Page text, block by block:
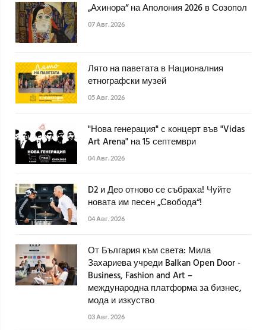
„Ахинора“ на Аполония 2026 в Созопол
07 Авг. 2026
Лято на паветата в Националния
етнографски музей
05 Авг. 2026
"Нова генерация" с концерт във "Vidas
Art Arena" на 15 септември
04 Авг. 2026
D2 и Део отново се събраха! Чуйте
новата им песен „Свобода“!
04 Авг. 2026
От България към света: Мила
Захариева учреди Balkan Open Door -
Business, Fashion and Art –
международна платформа за бизнес,
мода и изкуство
03 Авг. 2026